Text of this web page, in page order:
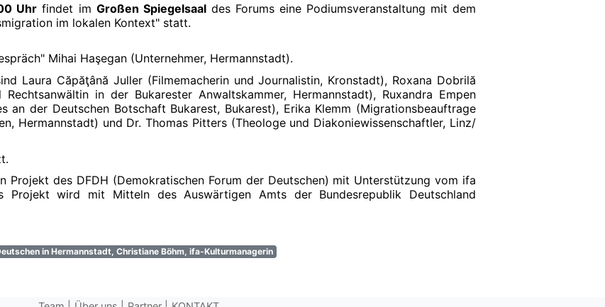
Uhr findet im Großen Spiegelsaaldes Forums eine Podiumsveranstaltung mit dem
im lokalen Kontext" statt.
Mihai Haşegan (Unternehmer, Hermannstadt).
Laura Căpăţână Juller (Filmemacherin und Journalistin, Kronstadt), Roxana Dobrilă
in der Bukarester Anwaltskammer, Hermannstadt), Ruxandra Empen
an der Deutschen Botschaft Bukarest, Bukarest), Erika Klemm (Migrationsbeauftrage
Hermannstadt) und Dr. Thomas Pitters (Theologe und Diakoniewissenschaftler, Linz/
Projekt des DFDH (Demokratischen Forum der Deutschen) mit Unterstützung vom ifa
Projekt wird mit Mitteln des Auswärtigen Amts der Bundesrepublik Deutschland
in Hermannstadt, Christiane Böhm, ifa-Kulturmanagerin